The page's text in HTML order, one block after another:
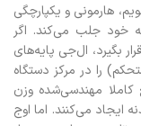
هارمونی و یکپارچگی
خود جلب می‌کند. اگر
بگیرد، ال‌جی پایه‌های
را در مرکز دستگاه
کاملا مهندسی‌شده وزن
ایجاد می‌کنند. اما اوج